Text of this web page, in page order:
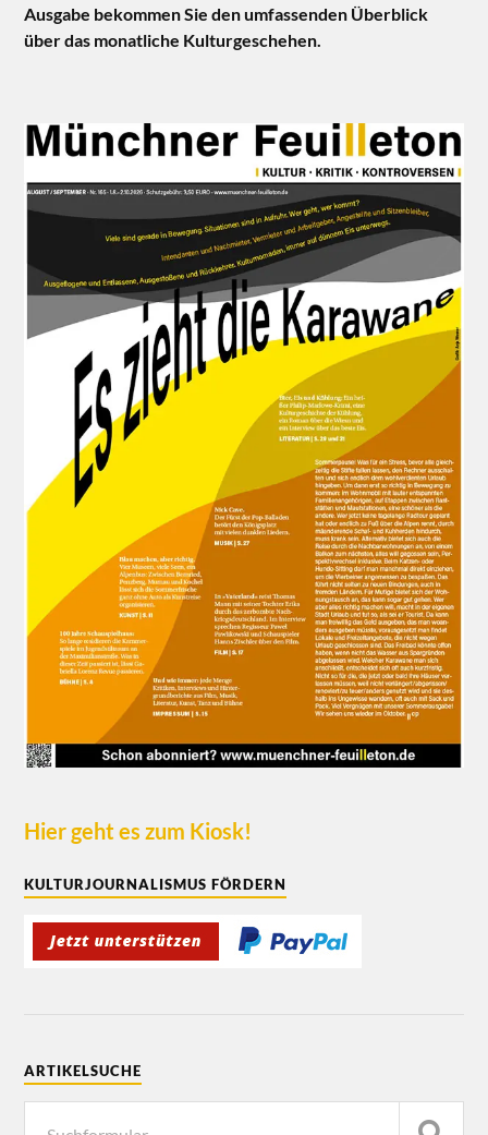
Ausgabe bekommen Sie den umfassenden Überblick
über das monatliche Kulturgeschehen.
Hier geht es zum Kiosk!
KULTURJOURNALISMUS FÖRDERN
ARTIKELSUCHE